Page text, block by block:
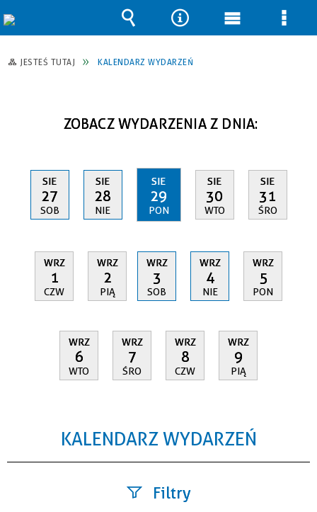
JESTEŚ TUTAJ KALENDARZ WYDARZEŃ
ZOBACZ WYDARZENIA Z DNIA:
SIE
27
SOB
SIE
28
NIE
SIE
29
PON
SIE
30
WTO
SIE
31
ŚRO
WRZ
1
CZW
WRZ
2
PIĄ
WRZ
3
SOB
WRZ
4
NIE
WRZ
5
PON
WRZ
6
WTO
WRZ
7
ŚRO
WRZ
8
CZW
WRZ
9
PIĄ
KALENDARZ WYDARZEŃ
Filtry
Wyszukiwarka
Narzędzia
Menu Menu